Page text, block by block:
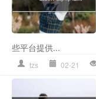
些平台提供...
tzs 02-21